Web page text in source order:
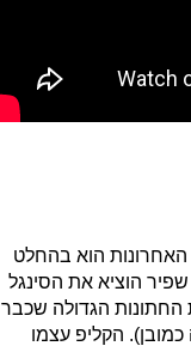
הוא בהחלט
הוציא את הסינגל
הגדולה שכבר
הקליפ עצמו